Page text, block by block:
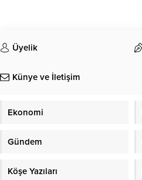
Üyelik
Künye ve İletişim
Ekonomi
Gündem
Köşe Yazıları